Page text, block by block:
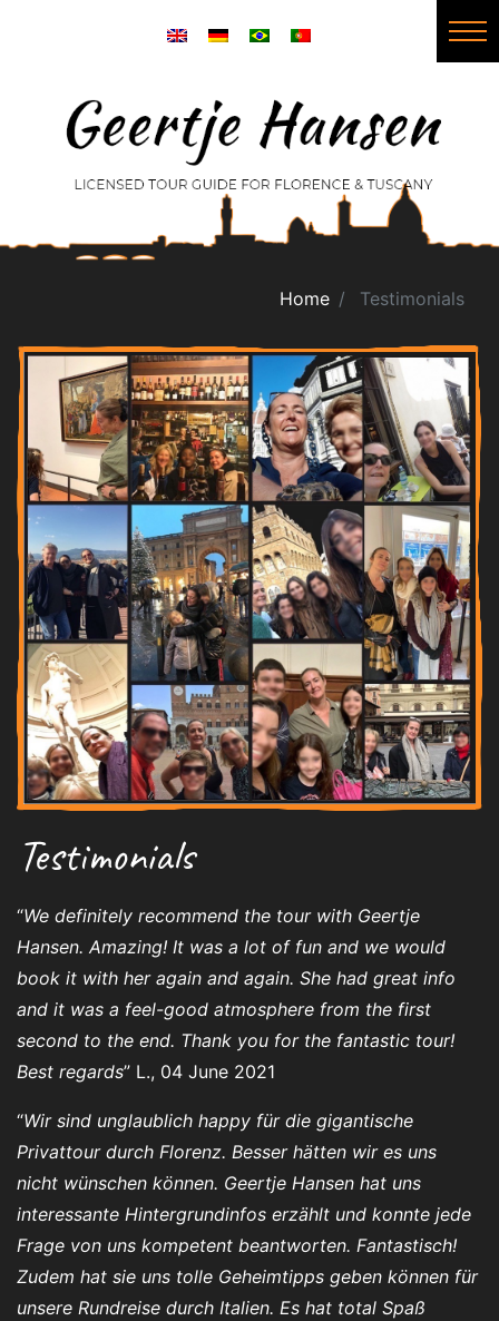
Home Testimonials
Testimonials
“We definitely recommend the tour with Geertje
Hansen. Amazing! It was a lot of fun and we would
book it with her again and again. She had great info
and it was a feel-good atmosphere from the first
second to the end. Thank you for the fantastic tour!
Best regards” L., 04 June 2021
“Wir sind unglaublich happy für die gigantische
Privattour durch Florenz. Besser hätten wir es uns
nicht wünschen können. Geertje Hansen hat uns
interessante Hintergrundinfos erzählt und konnte jede
Frage von uns kompetent beantworten. Fantastisch!
Zudem hat sie uns tolle Geheimtipps geben können für
unsere Rundreise durch Italien. Es hat total Spaß